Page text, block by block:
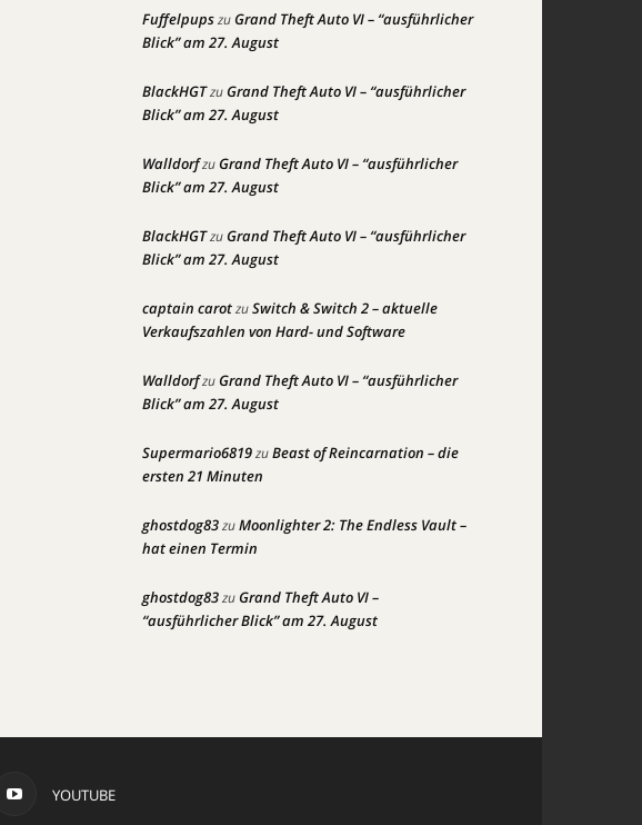
FuffelpupszuGrand Theft Auto VI – “ausführlicher
Blick” am 27. August
BlackHGTzuGrand Theft Auto VI – “ausführlicher
Blick” am 27. August
WalldorfzuGrand Theft Auto VI – “ausführlicher
Blick” am 27. August
BlackHGTzuGrand Theft Auto VI – “ausführlicher
Blick” am 27. August
captain carotzuSwitch & Switch 2 – aktuelle
Verkaufszahlen von Hard- und Software
WalldorfzuGrand Theft Auto VI – “ausführlicher
Blick” am 27. August
Supermario6819zuBeast of Reincarnation – die
ersten 21 Minuten
ghostdog83zuMoonlighter 2: The Endless Vault –
hat einen Termin
ghostdog83zuGrand Theft Auto VI –
“ausführlicher Blick” am 27. August
YOUTUBE